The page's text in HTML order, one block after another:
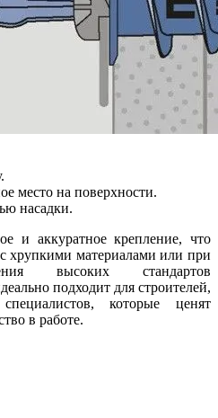
место на поверхности.
насадки.
и аккуратное крепление, что
хрупкими материалами или при
высоких стандартов
подходит для строителей,
которые ценят
в работе.